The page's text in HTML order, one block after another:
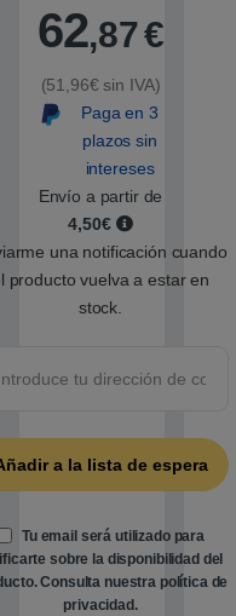
a
l
a
d
o
0
s
r
e
d
u
t
a
c
i
ó
62,87€
(51,96€ sin IVA)
Paga en 3
plazos sin
intereses
Envío a partir de
4,50€
una notificación cuando
producto vuelva a estar en
stock.
Tu email será utilizado para
sobre la disponibilidad del
Consulta nuestra política de
privacidad .